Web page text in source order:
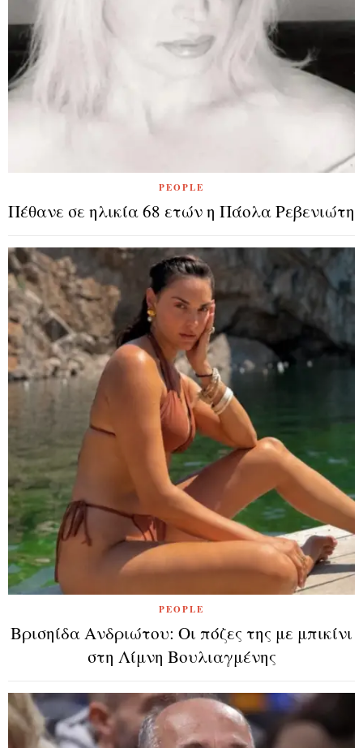
PEOPLE
Πέθανε σε ηλικία 68 ετών η Πάολα Ρεβενιώτη
PEOPLE
Βρισηίδα Ανδριώτου: Οι πόζες της με μπικίνι
στη Λίμνη Βουλιαγμένης